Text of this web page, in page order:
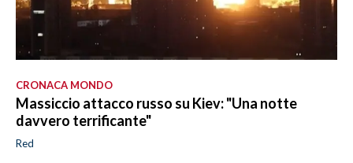
CRONACA MONDO
Massiccio attacco russo su Kiev: "Una notte
davvero terrificante"
Red